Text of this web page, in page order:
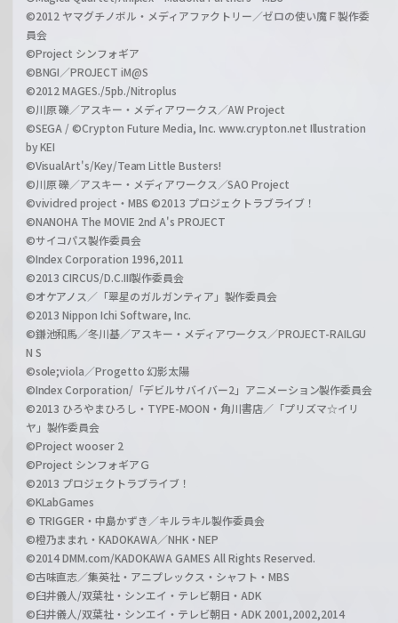
©2012 ヤマグチノボル・メディアファクトリー／ゼロの使い魔Ｆ製作委
員会
©Project シンフォギア
©BNGI／PROJECT iM@S
©2012 MAGES./5pb./Nitroplus
©川原 礫／アスキー・メディアワークス／AW Project
©SEGA / ©Crypton Future Media, Inc. www.crypton.net Illustration
by KEI
©VisualArt's/Key/Team Little Busters!
©川原 礫／アスキー・メディアワークス／SAO Project
©vividred project・MBS ©2013 プロジェクトラブライブ！
©NANOHA The MOVIE 2nd A's PROJECT
©サイコパス製作委員会
©Index Corporation 1996,2011
©2013 CIRCUS/D.C.III製作委員会
©オケアノス／「翠星のガルガンティア」製作委員会
©2013 Nippon Ichi Software, Inc.
©鎌池和馬／冬川基／アスキー・メディアワークス／PROJECT-RAILGU
N S
©sole;viola／Progetto 幻影太陽
©Index Corporation/「デビルサバイバー2」アニメーション製作委員会
©2013 ひろやまひろし・TYPE-MOON・角川書店／「プリズマ☆イリ
ヤ」製作委員会
©Project wooser 2
©Project シンフォギアＧ
©2013 プロジェクトラブライブ！
©KLabGames
© TRIGGER・中島かずき／キルラキル製作委員会
©橙乃ままれ・KADOKAWA／NHK・NEP
©2014 DMM.com/KADOKAWA GAMES All Rights Reserved.
©古味直志／集英社・アニプレックス・シャフト・MBS
©臼井儀人/双葉社・シンエイ・テレビ朝日・ADK
©臼井儀人/双葉社・シンエイ・テレビ朝日・ADK 2001,2002,2014